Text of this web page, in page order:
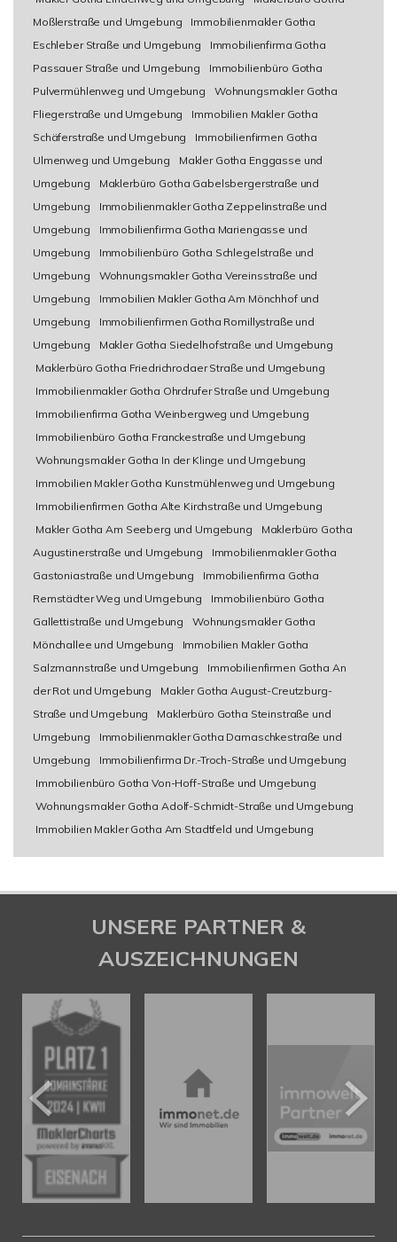
Moßlerstraße und Umgebung
Immobilienmakler Gotha
Eschleber Straße und Umgebung
Immobilienfirma Gotha
Passauer Straße und Umgebung
Immobilienbüro Gotha
Pulvermühlenweg und Umgebung
Wohnungsmakler Gotha
Fliegerstraße und Umgebung
Immobilien Makler Gotha
Schäferstraße und Umgebung
Immobilienfirmen Gotha
Ulmenweg und Umgebung
Makler Gotha Enggasse und
Umgebung
Maklerbüro Gotha Gabelsbergerstraße und
Umgebung
Immobilienmakler Gotha Zeppelinstraße und
Umgebung
Immobilienfirma Gotha Mariengasse und
Umgebung
Immobilienbüro Gotha Schlegelstraße und
Umgebung
Wohnungsmakler Gotha Vereinsstraße und
Umgebung
Immobilien Makler Gotha Am Mönchhof und
Umgebung
Immobilienfirmen Gotha Romillystraße und
Umgebung
Makler Gotha Siedelhofstraße und Umgebung
Maklerbüro Gotha Friedrichrodaer Straße und Umgebung
Immobilienmakler Gotha Ohrdrufer Straße und Umgebung
Immobilienfirma Gotha Weinbergweg und Umgebung
Immobilienbüro Gotha Franckestraße und Umgebung
Wohnungsmakler Gotha In der Klinge und Umgebung
Immobilien Makler Gotha Kunstmühlenweg und Umgebung
Immobilienfirmen Gotha Alte Kirchstraße und Umgebung
Makler Gotha Am Seeberg und Umgebung
Maklerbüro Gotha
Augustinerstraße und Umgebung
Immobilienmakler Gotha
Gastoniastraße und Umgebung
Immobilienfirma Gotha
Remstädter Weg und Umgebung
Immobilienbüro Gotha
Gallettistraße und Umgebung
Wohnungsmakler Gotha
Mönchallee und Umgebung
Immobilien Makler Gotha
Salzmannstraße und Umgebung
Immobilienfirmen Gotha An
der Rot und Umgebung
Makler Gotha August-Creutzburg-
Straße und Umgebung
Maklerbüro Gotha Steinstraße und
Umgebung
Immobilienmakler Gotha Damaschkestraße und
Umgebung
Immobilienfirma Dr.-Troch-Straße und Umgebung
Immobilienbüro Gotha Von-Hoff-Straße und Umgebung
Wohnungsmakler Gotha Adolf-Schmidt-Straße und Umgebung
Immobilien Makler Gotha Am Stadtfeld und Umgebung
UNSERE PARTNER &
AUSZEICHNUNGEN